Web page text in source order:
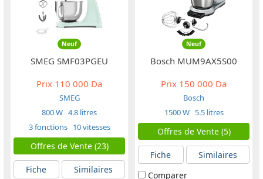
Neuf
SMEG SMF03PGEU
Prix 110 000 Da
SMEG
800 W 4.8 litres
3 fonctions 10 vitesses
Offres de Vente (23)
Fiche
Similaires
Neuf
Bosch MUM9AX5S00
Prix 150 000 Da
Bosch
1500 W 5.5 litres
Offres de Vente (5)
Fiche
Similaires
Comparer